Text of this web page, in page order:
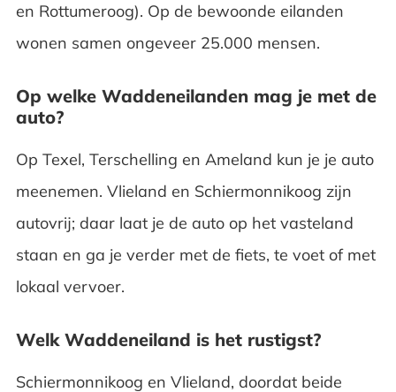
en Rottumeroog). Op de bewoonde eilanden
wonen samen ongeveer 25.000 mensen.
Op welke Waddeneilanden mag je met de
auto?
Op Texel, Terschelling en Ameland kun je je auto
meenemen. Vlieland en Schiermonnikoog zijn
autovrij; daar laat je de auto op het vasteland
staan en ga je verder met de fiets, te voet of met
lokaal vervoer.
Welk Waddeneiland is het rustigst?
Schiermonnikoog en Vlieland, doordat beide